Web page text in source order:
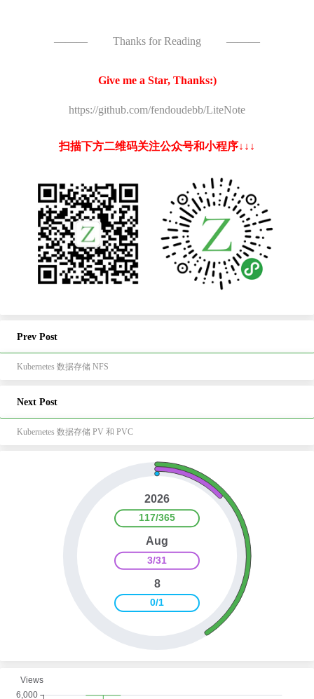
——— Thanks for Reading ———
Give me a Star, Thanks:)
https://github.com/fendoudebb/LiteNote
扫描下方二维码关注公众号和小程序↓↓↓
Prev Post
Kubernetes 数据存储 NFS
Next Post
Kubernetes 数据存储 PV 和 PVC